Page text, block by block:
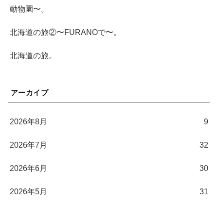
動物園〜。
北海道の旅②〜FURANOで〜。
北海道の旅。
アーカイブ
2026年8月 9
2026年7月 32
2026年6月 30
2026年5月 31